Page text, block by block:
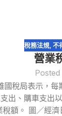
稅務法規, 不
營業
國稅局表示，
出、購車支出
稅額。 圖／經